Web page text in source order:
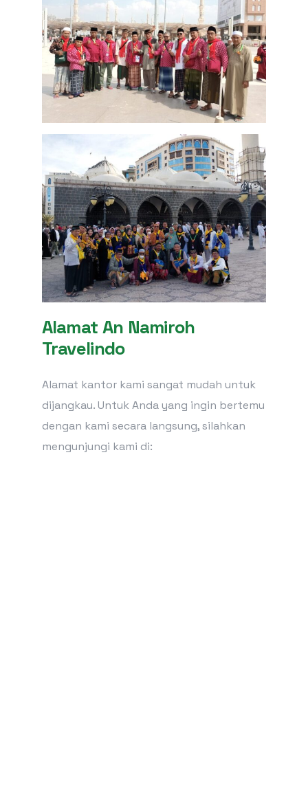
Alamat An Namiroh
Travelindo
Alamat kantor kami sangat mudah untuk
dijangkau. Untuk Anda yang ingin bertemu
dengan kami secara langsung, silahkan
mengunjungi kami di: